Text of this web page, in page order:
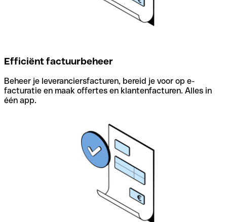
Efficiënt factuurbeheer
Beheer je leveranciersfacturen, bereid je voor op e-
facturatie en maak offertes en klantenfacturen. Alles in
één app.